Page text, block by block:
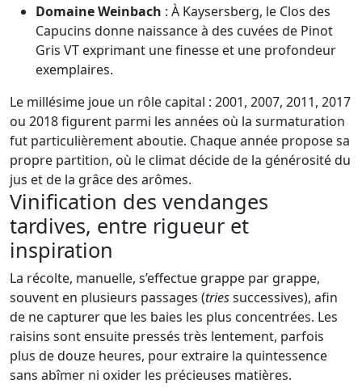
Domaine Weinbach : À Kaysersberg, le Clos des
Capucins donne naissance à des cuvées de Pinot
Gris VT exprimant une finesse et une profondeur
exemplaires.
Le millésime joue un rôle capital : 2001, 2007, 2011, 2017
ou 2018 figurent parmi les années où la surmaturation
fut particulièrement aboutie. Chaque année propose sa
propre partition, où le climat décide de la générosité du
jus et de la grâce des arômes.
Vinification des vendanges
tardives, entre rigueur et
inspiration
La récolte, manuelle, s’effectue grappe par grappe,
souvent en plusieurs passages (triessuccessives), afin
de ne capturer que les baies les plus concentrées. Les
raisins sont ensuite pressés très lentement, parfois
plus de douze heures, pour extraire la quintessence
sans abîmer ni oxider les précieuses matières.